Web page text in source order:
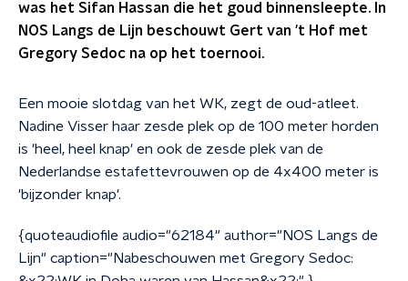
was het Sifan Hassan die het goud binnensleepte. In
NOS Langs de Lijn beschouwt Gert van 't Hof met
Gregory Sedoc na op het toernooi.
Een mooie slotdag van het WK, zegt de oud-atleet.
Nadine Visser haar zesde plek op de 100 meter horden
is 'heel, heel knap' en ook de zesde plek van de
Nederlandse estafettevrouwen op de 4x400 meter is
'bijzonder knap'.
{quoteaudiofile audio="62184" author="NOS Langs de
Lijn" caption="Nabeschouwen met Gregory Sedoc: